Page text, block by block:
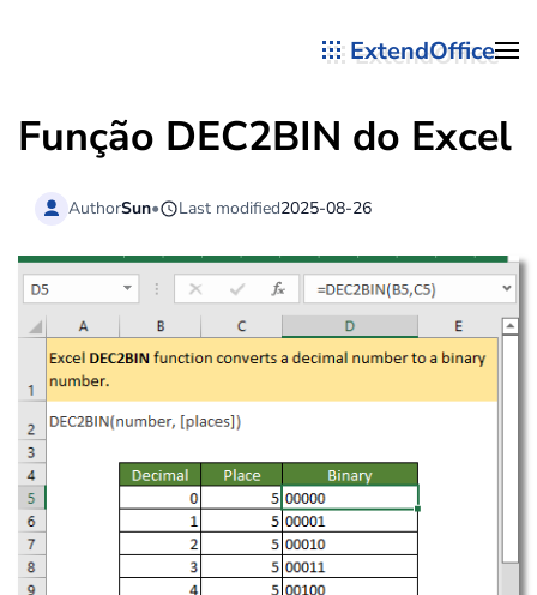
ExtendOffice
Função DEC2BIN do Excel
AuthorSun• Last modified2025-08-26